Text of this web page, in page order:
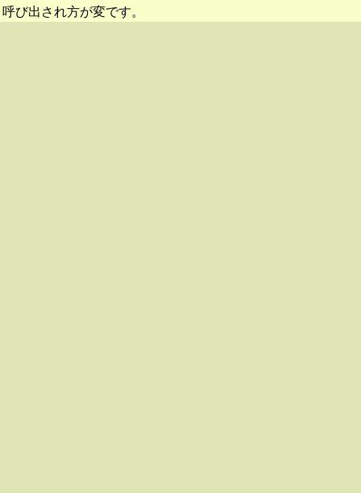
呼び出され方が変です。